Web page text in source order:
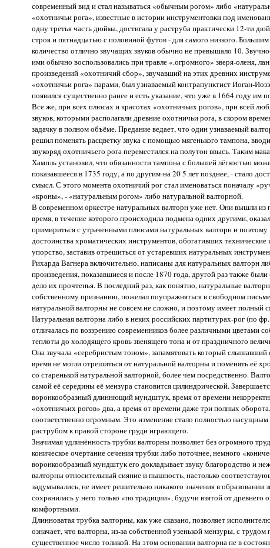
современный вид и стал называться «обычным рогом» либо
«охотничьи рога», известные в истории инструментовки под
одну третья часть дюйма, достигала у раструба практически 12-ти
строя и пятнадцатью с половиной футов - для самого низкого.
количество отлично звучащих звуков обычно не превышало 10.
ими обычно воспользовались при травле «.огромного» зверя-оленя,
произведений «охотничий сбор», звучавший на этих древних
«охотничьи рога» парами, был узнаваемый контрапунктист Иоган-
появился существенно ранее и есть указание, что уже в 1664 году им
Все же, при всех плюсах и красотах «охотничьих рогов», при всей
звуков, которыми располагали древние охотничьи рога, в скором
задачку в полном объёме. Предание ведает, что один узнаваемый
решил поменять расцветку звука с помощью мягенького тампона,
звукоряд охотничьего рога переместился на полутон ввысь. Таким
Хампль установил, что обязанности тампона с большей лёгкостью
показавшееся в 1735 году, а по другим-на 20 5 лет позднее, - стало
смысл. С этого момента охотничий рог стал именоваться поначалу
«кроны», - «натуральным рогом» либо натуральной валторной.
В современном оркестре натуральных валторн уже нет. Они вышли
время, в течение которого происходила подмена одних другими,
примириться с утраченными плюсами натуральных валторн и
достоинства хроматических инструментов, обогативших
упорство, заставив отрешиться от устаревших натуральных
Рихарда Вагнера включительно, написаны для натуральных валторн
произведения, показавшиеся и после 1870 года, другой раз также
дело их прочтенья. В последний раз, как понятно, натуральные
собственному признанию, пожелал поупражняться в свободном
натуральной валторны не совсем не сложно, и поэтому имеет полный
Натуральная валторна либо в неких российских партитурах-рог (по
отличалась по воззрению современников более различными цветами
теплоты до холодящего кровь звенящего тона и от праздничного
Она звучала «серебристым тоном», запамятовать который слышавший
время не могли отрешиться от натуральной валторны и поменять её
со старенькой натуральной валторной, более чем посредственно.
самой её середины её мензура становится цилиндрической.
воронкообразный длиннющий мундштук, время от времени
«охотничьих рогов» два, а время от времени даже три полных
соответственно огромным. Это изменение стало полностью
раструбом к правой стороне груди играющего.
Значимая удлинённость трубки валторны позволяет без огромного
коническое очертание сечения трубки либо поточнее, немного
воронкообразный мундштук его докладывает звуку благородство и
валторны относительный сияние и пышность, настолько
задумывались, не имеет решительно никакого значения в образовании
сохранилась у него только «по традиции», будучи взятой от
комфортными.
Длинноватая трубка валторны, как уже сказано, позволяет
означает, что валторна, из-за собственной узенькой мензуры, с
существенное число толикой. На этом основании валторна не в